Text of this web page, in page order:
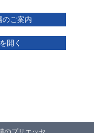
のご案内
開く